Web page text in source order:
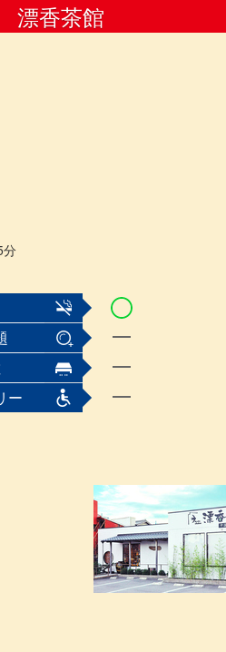
漂香茶館
分
ー